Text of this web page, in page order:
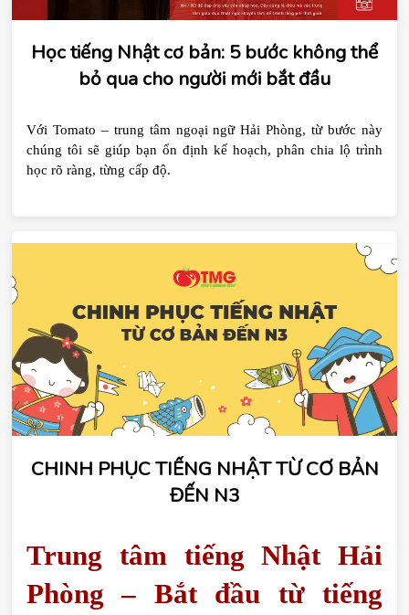
Học tiếng Nhật cơ bản: 5 bước không thể
bỏ qua cho người mới bắt đầu
Với Tomato – trung tâm ngoại ngữ Hải Phòng, từ bước này
chúng tôi sẽ giúp bạn ổn định kế hoạch, phân chia lộ trình
học rõ ràng, từng cấp độ.
CHINH PHỤC TIẾNG NHẬT TỪ CƠ BẢN
ĐẾN N3
Trung tâm tiếng Nhật Hải
Phòng – Bắt đầu từ tiếng